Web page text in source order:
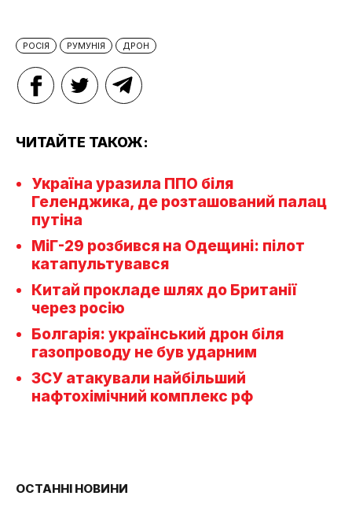
РОСІЯ РУМУНІЯ ДРОН
ЧИТАЙТЕ ТАКОЖ:
Україна уразила ППО біля
Геленджика, де розташований палац
путіна
МіГ-29 розбився на Одещині: пілот
катапультувався
Китай прокладе шлях до Британії
через росію
Болгарія: український дрон біля
газопроводу не був ударним
ЗСУ атакували найбільший
нафтохімічний комплекс рф
ОСТАННІ НОВИНИ